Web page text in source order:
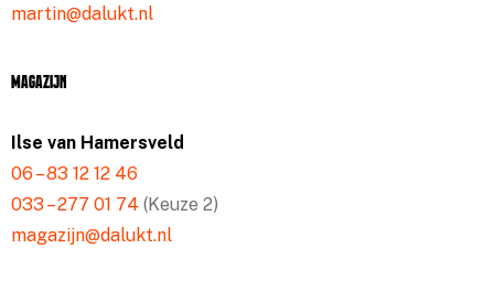
martin@dalukt.nl
Magazijn
Ilse van Hamersveld
06 – 83 12 12 46
033 – 277 01 74 (Keuze 2)
magazijn@dalukt.nl